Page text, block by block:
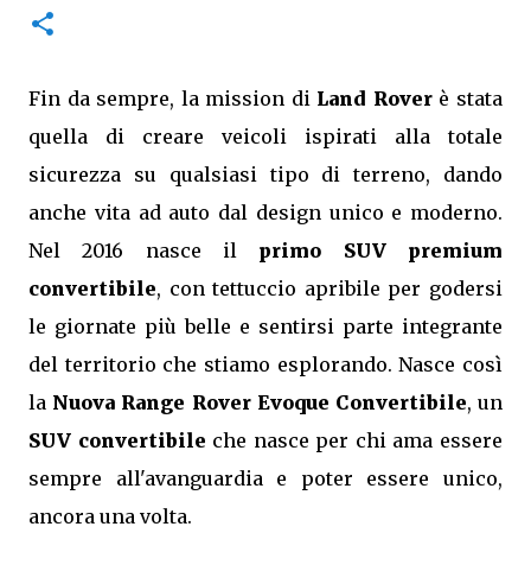
Fin da sempre, la mission di Land Roverè stata
quella di creare veicoli ispirati alla totale
sicurezza su qualsiasi tipo di terreno, dando
anche vita ad auto dal design unico e moderno.
Nel 2016 nasce il primo SUV premium
convertibile, con tettuccio apribile per godersi
le giornate più belle e sentirsi parte integrante
del territorio che stiamo esplorando. Nasce così
la Nuova Range Rover Evoque Convertibile, un
SUV convertibile che nasce per chi ama essere
sempre all'avanguardia e poter essere unico,
ancora una volta.